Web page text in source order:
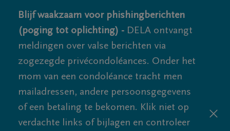
Blijf waakzaam voor phishingberichten
(poging tot oplichting) - DELA ontvangt
meldingen over valse berichten via
zogezegde privécondoléances. Onder het
mom van een condoléance tracht men
mailadressen, andere persoonsgegevens
of een betaling te bekomen. Klik niet op
verdachte links of bijlagen en controleer